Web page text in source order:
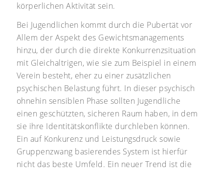
körperlichen Aktivität sein.
Bei Jugendlichen kommt durch die Pubertät vor
Allem der Aspekt des Gewichtsmanagements
hinzu, der durch die direkte Konkurrenzsituation
mit Gleichaltrigen, wie sie zum Beispiel in einem
Verein besteht, eher zu einer zusätzlichen
psychischen Belastung führt. In dieser psychisch
ohnehin sensiblen Phase sollten Jugendliche
einen geschützten, sicheren Raum haben, in dem
sie ihre Identitätskonflikte durchleben können.
Ein auf Konkurenz und Leistungsdruck sowie
Gruppenzwang basierendes System ist hierfür
nicht das beste Umfeld. Ein neuer Trend ist die